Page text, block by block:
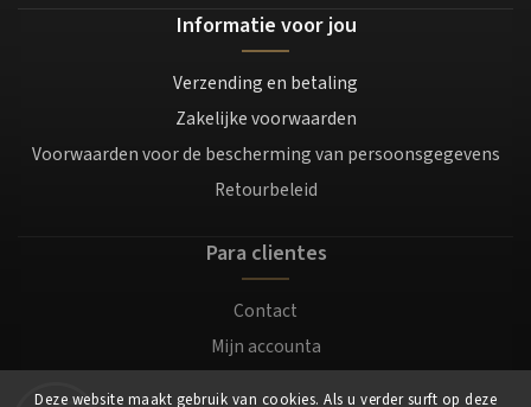
Deze website maakt gebruik van cookies. Als u verder surft op deze
Informatie voor jou
Verzending en betaling
Zakelijke voorwaarden
Voorwaarden voor de bescherming van persoonsgegevens
Retourbeleid
Para clientes
Contact
Mijn accounta